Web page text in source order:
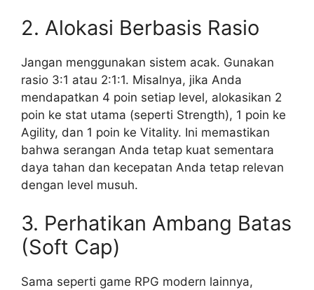
2. Alokasi Berbasis Rasio
Jangan menggunakan sistem acak. Gunakan
rasio 3:1 atau 2:1:1. Misalnya, jika Anda
mendapatkan 4 poin setiap level, alokasikan 2
poin ke stat utama (seperti Strength), 1 poin ke
Agility, dan 1 poin ke Vitality. Ini memastikan
bahwa serangan Anda tetap kuat sementara
daya tahan dan kecepatan Anda tetap relevan
dengan level musuh.
3. Perhatikan Ambang Batas
(Soft Cap)
Sama seperti game RPG modern lainnya,